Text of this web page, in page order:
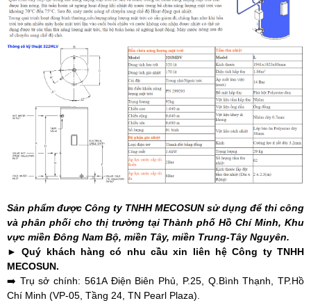
Sản phẩm được Công ty TNHH MECOSUN sử dụng để thi công
và phân phối cho thị trường tại Thành phố Hồ Chí Minh, Khu
vực miền Đông Nam Bộ, miền Tây, miền Trung-Tây Nguyên.
► Quý khách hàng có nhu cầu xin liên hệ Công ty TNHH
MECOSUN.
➡️ Trụ sở chính: 561A Điện Biên Phủ, P.25, Q.Bình Thạnh, TP.Hồ
Chí Minh (VP-05, Tầng 24, TN Pearl Plaza).